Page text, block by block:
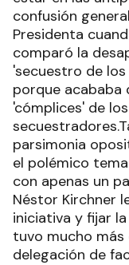
confusión
Presidenta
comparó la
'secuestro de
porque acababa
'cómplices' de
parsimonia
el polémico
con apenas un
Néstor Kirchner
iniciativa y fijar
tuvo mucho
delegación de